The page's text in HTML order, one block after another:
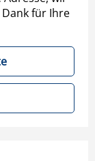
für Ihre